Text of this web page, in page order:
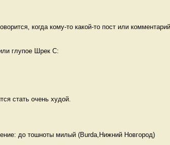
когда кому-то какой-то пост или
глупое Шрек С:
стать очень худой.
до тошноты милый (Burda,Нижний Новгород)